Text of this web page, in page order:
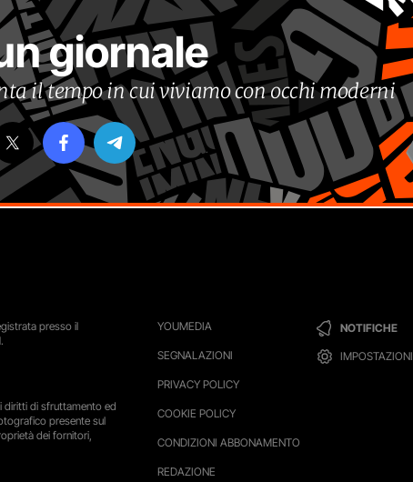
giornale
il tempo in cui viviamo con occhi moderni
YOUMEDIA
SEGNALAZIONI
PRIVACY POLICY
COOKIE POLICY
CONDIZIONI ABBONAMENTO
REDAZIONE
NOTIFICHE
IMPOSTAZIONI
presso il
diritti di sfruttamento ed
presente sul
dei fornitori,